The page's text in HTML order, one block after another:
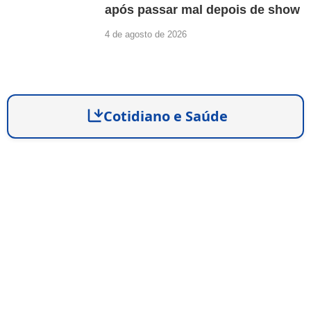
após passar mal depois de show
4 de agosto de 2026
Cotidiano e Saúde